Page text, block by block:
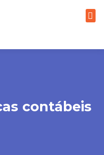
contábeis